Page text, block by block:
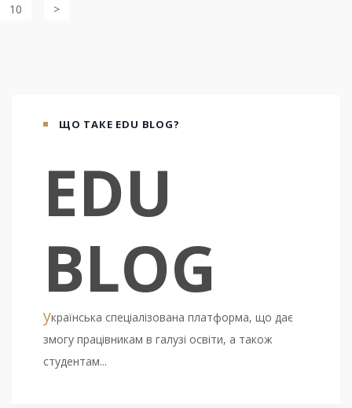
10
>
ЩО ТАКЕ EDU BLOG?
EDU
BLOG
українська спеціалізована платформа, що дає
змогу працівникам в галузі освіти, а також
студентам...